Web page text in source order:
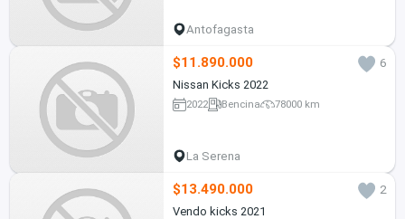
Antofagasta
$11.890.000
6
Nissan Kicks 2022
2022 Bencina 78000 km
La Serena
$13.490.000
2
Vendo kicks 2021